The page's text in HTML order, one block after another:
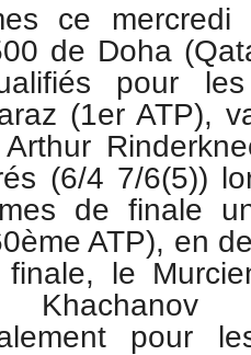
ce mercredi
de Doha
pour
(1er ATP),
(6/4 7/6(5))
de finale
ATP), en
le
Khachanov
pour